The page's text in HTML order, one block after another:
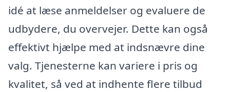
idé at læse anmeldelser og evaluere de
udbydere, du overvejer. Dette kan også
effektivt hjælpe med at indsnævre dine
valg. Tjenesterne kan variere i pris og
kvalitet, så ved at indhente flere tilbud